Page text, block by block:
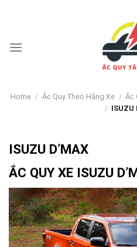
Home / Ắc Quy Theo Hãng Xe / Ắc
/ ISUZU
ISUZU D’MAX
ẮC QUY XE ISUZU